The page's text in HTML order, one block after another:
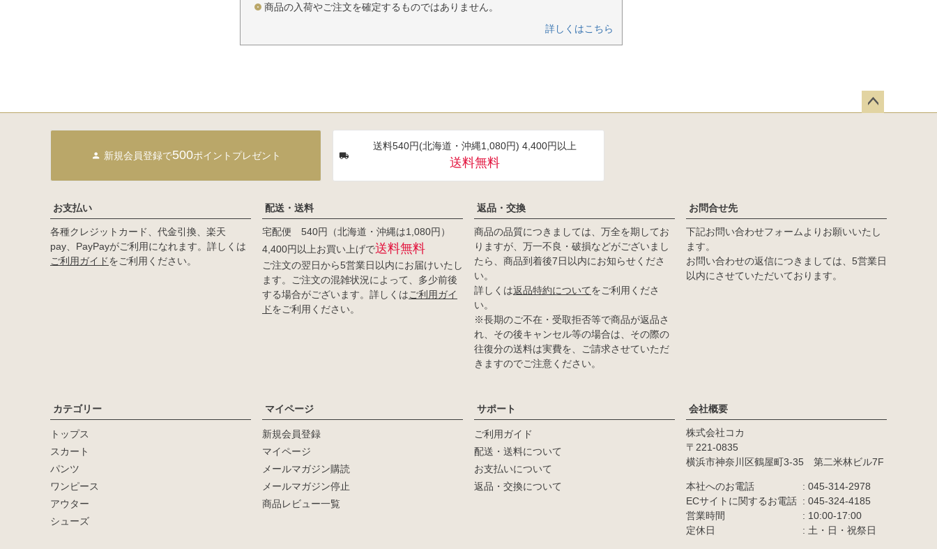
商品の入荷やご注文を確定するものではありません。
詳しくはこちら
新規会員登録で500ポイントプレゼント
送料540円(北海道・沖縄1,080円) 4,400円以上
送料無料
お支払い
各種クレジットカード、代金引換、楽天
pay、PayPayがご利用になれます。詳しくは
ご利用ガイドをご利用ください。
配送・送料
宅配便 540円（北海道・沖縄は1,080円）
4,400円以上お買い上げで送料無料
ご注文の翌日から5営業日以内にお届けいたし
ます。ご注文の混雑状況によって、多少前後
する場合がございます。詳しくはご利用ガイ
ドをご利用ください。
返品・交換
商品の品質につきましては、万全を期してお
りますが、万一不良・破損などがございまし
たら、商品到着後7日以内にお知らせくださ
い。
詳しくは返品特約についてをご利用くださ
い。
※長期のご不在・受取拒否等で商品が返品さ
れ、その後キャンセル等の場合は、その際の
往復分の送料は実費を、ご請求させていただ
きますのでご注意ください。
お問合せ先
下記お問い合わせフォームよりお願いいたし
ます。
お問い合わせの返信につきましては、5営業日
以内にさせていただいております。
カテゴリー
トップス
スカート
パンツ
ワンピース
アウター
シューズ
マイページ
新規会員登録
マイページ
メールマガジン購読
メールマガジン停止
商品レビュー一覧
サポート
ご利用ガイド
配送・送料について
お支払いについて
返品・交換について
会社概要
株式会社コカ
221-0835
横浜市神奈川区鶴屋町3-35 第二米林ビル7F
本社へのお電話
045-314-2978
ECサイトに関するお電話
045-324-4185
営業時間
10:00-17:00
定休日
土・日・祝祭日
カラー
商品番号/JANコード
並び順
価格が高い順 優先度順 キーワードヒット順